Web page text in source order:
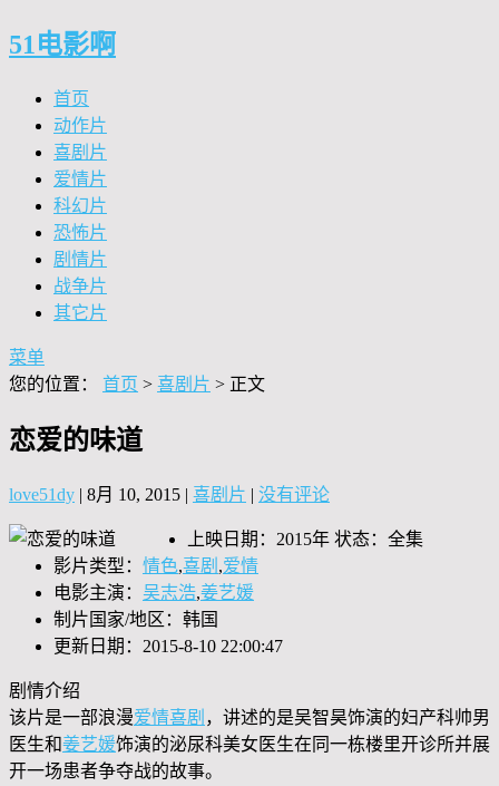
51电影啊
首页
动作片
喜剧片
爱情片
科幻片
恐怖片
剧情片
战争片
其它片
菜单
您的位置： 首页 > 喜剧片 > 正文
恋爱的味道
love51dy | 8月 10, 2015 | 喜剧片 | 没有评论
上映日期：2015年 状态：全集
影片类型： 情色,喜剧 ,爱情
电影主演： 吴志浩,姜艺媛
制片国家/地区：韩国
更新日期：2015-8-10 22:00:47
剧情介绍
该片是一部浪漫爱情喜剧 ，讲述的是吴智昊饰演的妇产科帅男
医生和姜艺媛饰演的泌尿科美女医生在同一栋楼里开诊所并展
开一场患者争夺战的故事。